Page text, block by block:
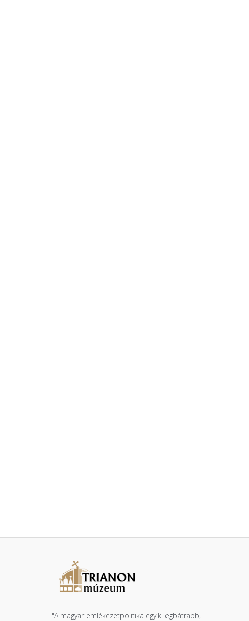
"A magyar emlékezetpolitika egyik legbátrabb,